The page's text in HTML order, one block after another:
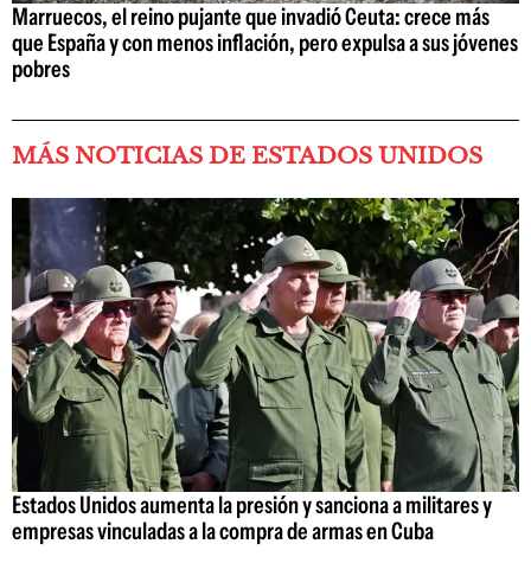
Marruecos, el reino pujante que invadió Ceuta: crece más
que España y con menos inflación, pero expulsa a sus jóvenes
pobres
MÁS NOTICIAS DE ESTADOS UNIDOS
Estados Unidos aumenta la presión y sanciona a militares y
empresas vinculadas a la compra de armas en Cuba